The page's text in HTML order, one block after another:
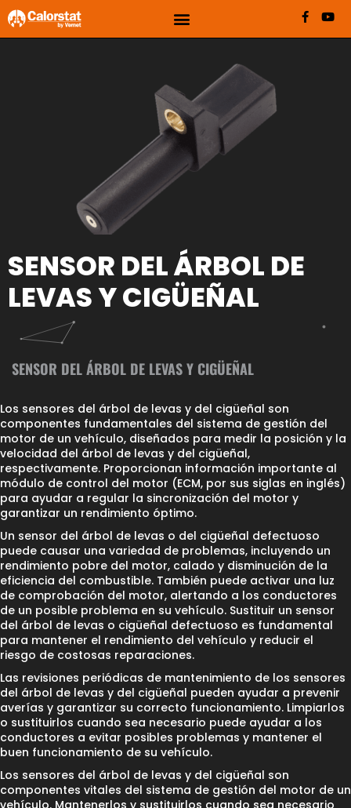
SENSOR DEL ÁRBOL DE
LEVAS Y CIGÜEÑAL
SENSOR DEL ÁRBOL DE LEVAS Y CIGÜEÑAL
Los sensores del árbol de levas y del cigüeñal son
componentes fundamentales del sistema de gestión del
motor de un vehículo, diseñados para medir la posición y la
velocidad del árbol de levas y del cigüeñal,
respectivamente. Proporcionan información importante al
módulo de control del motor (ECM, por sus siglas en inglés)
para ayudar a regular la sincronización del motor y
garantizar un rendimiento óptimo.
Un sensor del árbol de levas o del cigüeñal defectuoso
puede causar una variedad de problemas, incluyendo un
rendimiento pobre del motor, calado y disminución de la
eficiencia del combustible. También puede activar una luz
de comprobación del motor, alertando a los conductores
de un posible problema en su vehículo. Sustituir un sensor
del árbol de levas o cigüeñal defectuoso es fundamental
para mantener el rendimiento del vehículo y reducir el
riesgo de costosas reparaciones.
Las revisiones periódicas de mantenimiento de los sensores
del árbol de levas y del cigüeñal pueden ayudar a prevenir
averías y garantizar su correcto funcionamiento. Limpiarlos
o sustituirlos cuando sea necesario puede ayudar a los
conductores a evitar posibles problemas y mantener el
buen funcionamiento de su vehículo.
Los sensores del árbol de levas y del cigüeñal son
componentes vitales del sistema de gestión del motor de un
vehículo. Mantenerlos y sustituirlos cuando sea necesario